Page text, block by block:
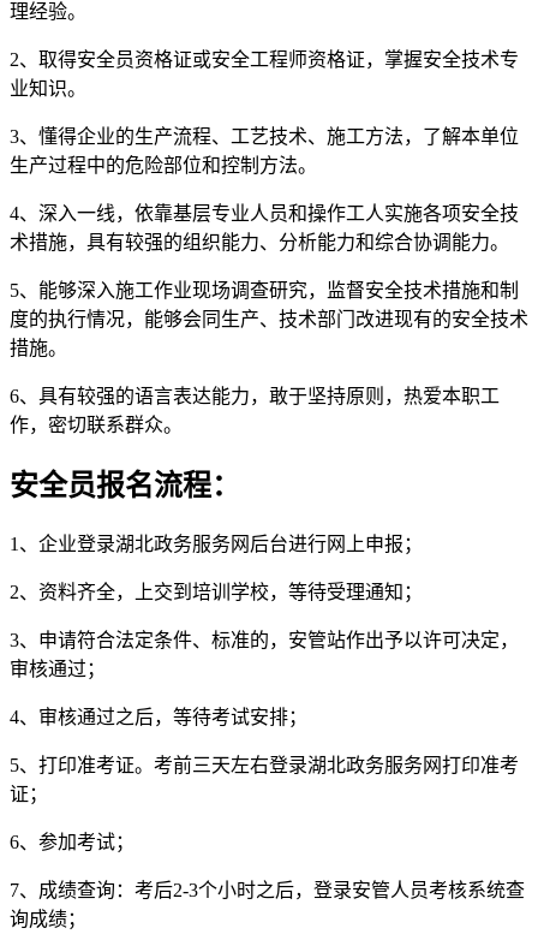
理经验。
2、取得安全员资格证或安全工程师资格证，掌握安全技术专
业知识。
3、懂得企业的生产流程、工艺技术、施工方法，了解本单位
生产过程中的危险部位和控制方法。
4、深入一线，依靠基层专业人员和操作工人实施各项安全技
术措施，具有较强的组织能力、分析能力和综合协调能力。
5、能够深入施工作业现场调查研究，监督安全技术措施和制
度的执行情况，能够会同生产、技术部门改进现有的安全技术
措施。
6、具有较强的语言表达能力，敢于坚持原则，热爱本职工
作，密切联系群众。
安全员报名流程：
1、企业登录湖北政务服务网后台进行网上申报；
2、资料齐全，上交到培训学校，等待受理通知；
3、申请符合法定条件、标准的，安管站作出予以许可决定，
审核通过；
4、审核通过之后，等待考试安排；
5、打印准考证。考前三天左右登录湖北政务服务网打印准考
证；
6、参加考试；
7、成绩查询：考后2-3个小时之后，登录安管人员考核系统查
询成绩；